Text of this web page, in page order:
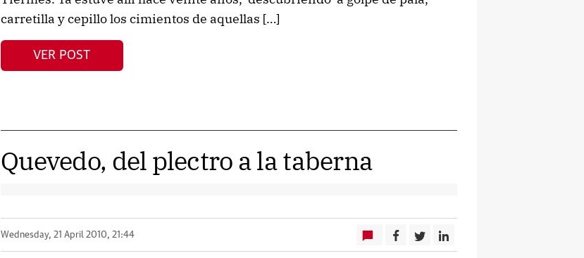
carretilla y cepillo los cimientos de aquellas […]
VER POST
Quevedo, del plectro a la taberna
Wednesday, 21 April 2010, 21:44